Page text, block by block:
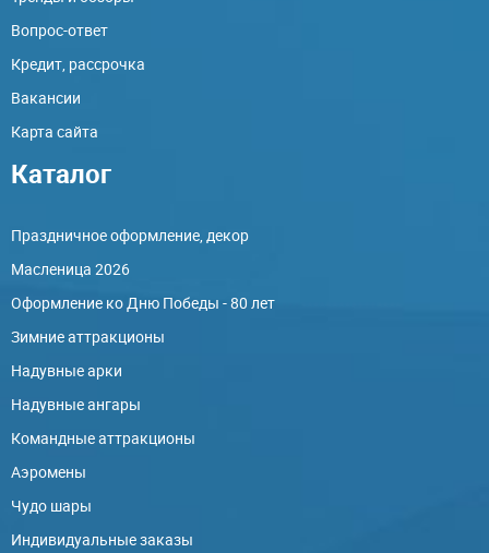
Вопрос-ответ
Кредит, рассрочка
Вакансии
Карта сайта
Каталог
Праздничное оформление, декор
Масленица 2026
Оформление ко Дню Победы - 80 лет
Зимние аттракционы
Надувные арки
Надувные ангары
Командные аттракционы
Аэромены
Чудо шары
Индивидуальные заказы